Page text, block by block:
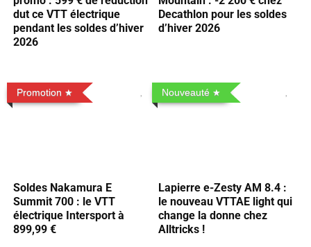
dut ce VTT électrique
pendant les soldes d’hiver
2026
Decathlon pour les soldes
d’hiver 2026
Promotion
Soldes Nakamura E
Summit 700 : le VTT
électrique Intersport à
899,99 €
Nouveauté
Lapierre e-Zesty AM 8.4 :
le nouveau VTTAE light qui
change la donne chez
Alltricks !